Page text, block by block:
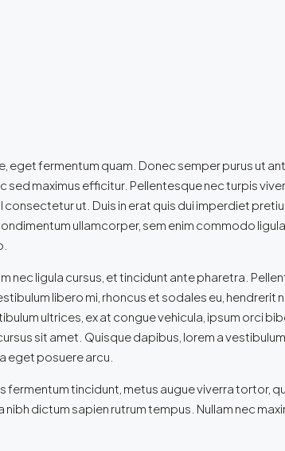
eget fermentum quam. Donec semper purus ut
maximus efficitur. Pellentesque nec turpis
ut. Duis in erat quis dui imperdiet
ullamcorper, sem enim commodo
ligula cursus, et tincidunt ante pharetra.
libero mi, rhoncus et sodales eu, hendrerit
ultrices, ex at congue vehicula, ipsum orci
sit amet. Quisque dapibus, lorem a
eget posuere arcu.
tincidunt, metus augue viverra tortor,
dictum sapien rutrum tempus. Nullam nec